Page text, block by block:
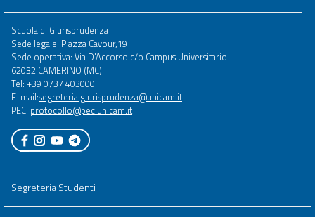
Footer
menu
full
Scuola di Giurisprudenza
Sede legale: Piazza Cavour,19
Sede operativa: Via D'Accorso c/o Campus Universitario
62032 CAMERINO (MC)
Tel: +39 0737 403000
E-mail:segreteria.giurisprudenza@unicam.it
PEC: protocollo@pec.unicam.it
Segreteria Studenti